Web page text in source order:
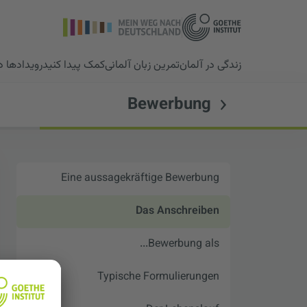
زندگی در آلمانتمرین زبان آلمانیکمک پیدا کنید
Bewerbung
Eine aussagekräftige Bewerbung
Das Anschreiben
Bewerbung als...
Typische Formulierungen